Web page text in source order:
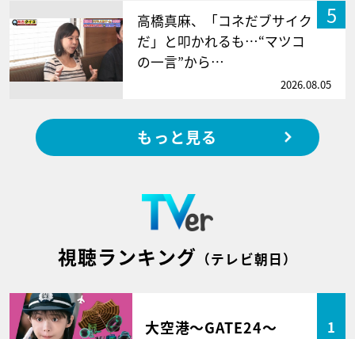
5
高橋真麻、「コネだブサイク
だ」と叩かれるも…“マツコ
の一言”から…
2026.08.05
もっと見る
視聴ランキング （テレビ朝日）
大空港～GATE24～ 1